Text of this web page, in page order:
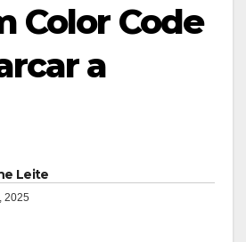
Color Code
a
Leite
2025